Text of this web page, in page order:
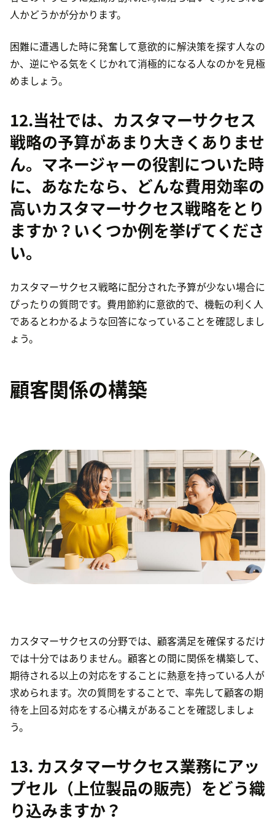
人かどうかが分かります。
困難に遭遇した時に発奮して意欲的に解決策を探す人なの
か、逆にやる気をくじかれて消極的になる人なのかを見極
めましょう。
12.当社では、カスタマーサクセス
戦略の予算があまり大きくありませ
ん。マネージャーの役割についた時
に、あなたなら、どんな費用効率の
高いカスタマーサクセス戦略をとり
ますか？いくつか例を挙げてくださ
い。
カスタマーサクセス戦略に配分された予算が少ない場合に
ぴったりの質問です。費用節約に意欲的で、機転の利く人
であるとわかるような回答になっていることを確認しまし
ょう。
顧客関係の構築
カスタマーサクセスの分野では、顧客満足を確保するだけ
では十分ではありません。顧客との間に関係を構築して、
期待される以上の対応をすることに熱意を持っている人が
求められます。次の質問をすることで、率先して顧客の期
待を上回る対応をする心構えがあることを確認しましょ
う。
13. カスタマーサクセス業務にアッ
プセル（上位製品の販売）をどう織
り込みますか？